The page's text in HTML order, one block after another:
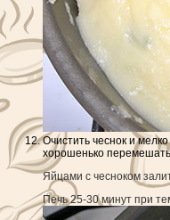
Очистить чеснок и
хорошенько
Яйцами с чесноком
Печь 25-30 минут при